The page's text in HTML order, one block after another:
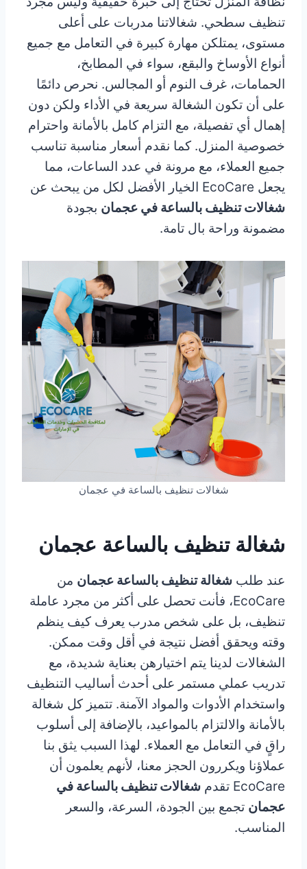
تنظيف سطحي. شغالاتنا مدربات على أعلى
مستوى، يمتلكن مهارة كبيرة في التعامل مع جميع
أنواع الأوساخ والبقع، سواء في المطابخ،
الحمامات، غرف النوم أو المجالس. نحرص دائمًا
على أن تكون الشغالة سريعة في الأداء ولكن دون
إهمال أي تفصيلة، مع التزام كامل بالأمانة واحترام
خصوصية المنزل. كما نقدم أسعار مناسبة تناسب
جميع العملاء، مع مرونة في عدد الساعات، مما
يجعل EcoCare الخيار الأفضل لكل من يبحث عن
شغالات تنظيف بالساعة في عجمان بجودة
مضمونة وراحة بال تامة.
شغالات تنظيف بالساعة في عجمان
شغالة تنظيف بالساعة عجمان
عند طلب شغالة تنظيف بالساعة عجمان من
EcoCare، فأنت تحصل على أكثر من مجرد عاملة
تنظيف، بل على شخص مدرب يعرف كيف ينظم
وقته ويحقق أفضل نتيجة في أقل وقت ممكن.
الشغالات لدينا يتم اختيارهن بعناية شديدة، مع
تدريب عملي مستمر على أحدث أساليب التنظيف
واستخدام الأدوات والمواد الآمنة. تتميز كل شغالة
بالأمانة والالتزام بالمواعيد، بالإضافة إلى أسلوب
راقٍ في التعامل مع العملاء. لهذا السبب يثق بنا
عملاؤنا ويكررون الحجز معنا، لأنهم يعلمون أن
EcoCare تقدم
شغالات تنظيف بالساعة في
عجمان تجمع بين الجودة، السرعة، والسعر
المناسب.